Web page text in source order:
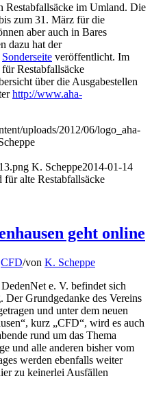
Restabfallsäcke im Umland. Die
zum 31. März für die
aber auch in Bares
dazu hat der
Sonderseite veröffentlicht. Im
Restabfallsäcke
über die Ausgabestellen
http://www.aha-
uploads/2012/06/logo_aha-
K. Scheppe2014-01-14
für alte Restabfallsäcke
geht online
CFD/von K. Scheppe
e. V. befindet sich
Grundgedanke des Vereins
und unter dem neuen
kurz „CFD“, wird es auch
rund um das Thema
und alle anderen bisher vom
werden ebenfalls weiter
zu keinerlei Ausfällen